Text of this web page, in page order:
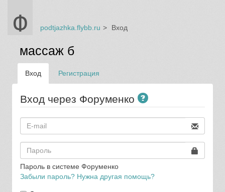
podtjazhka.flybb.ru Вход
массаж б
Вход Регистрация
Вход через Форуменко
Пароль в системе Форуменко
Забыли пароль? Нужна другая помощь?